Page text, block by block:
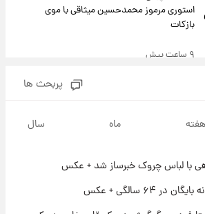
استوری مرموز محمدحسین میثاقی با موی
بازکات
۱۰ ساعت پیش
۱۴۰۵
۲۲ ساعت پیش
تاریخ اعلام نتایج نهایی دکتری مشخص شد
پربحث ها
ماه سال
با لباس چروک خبرساز شد + عکس
سالگی + عکس